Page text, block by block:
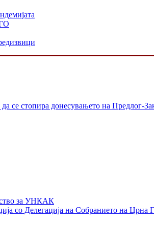
се стопира донесувањето на Предлог-
за УНКАК
со Делегација на Собранието на Црна